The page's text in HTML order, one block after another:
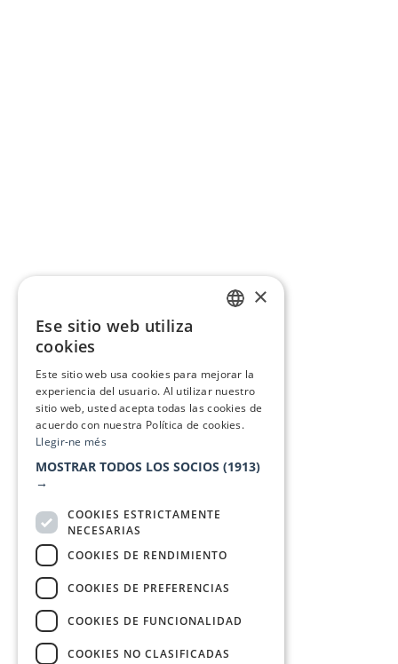
×
Ese sitio web utiliza
cookies
Este sitio web usa cookies para mejorar la
experiencia del usuario. Al utilizar nuestro
sitio web, usted acepta todas las cookies de
acuerdo con nuestra Política de cookies.
Llegir-ne més
MOSTRAR TODOS LOS SOCIOS (1913)
→
COOKIES ESTRICTAMENTE
NECESARIAS
COOKIES DE RENDIMIENTO
COOKIES DE PREFERENCIAS
COOKIES DE FUNCIONALIDAD
COOKIES NO CLASIFICADAS